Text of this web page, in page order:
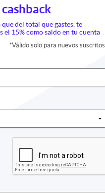
del total que gastes, te
el 15% como saldo en tu cuenta
*Válido solo para nuevos suscritos
Moteles